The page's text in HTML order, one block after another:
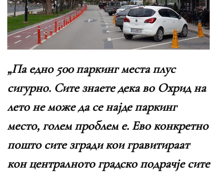
„Па едно 500 паркинг места плус
сигурно. Сите знаете дека во Охрид на
лето не може да се најде паркинг
место, голем проблем е. Ево конкретно
пошто сите згради кои гравитираат
кон централното градско подрачје сите